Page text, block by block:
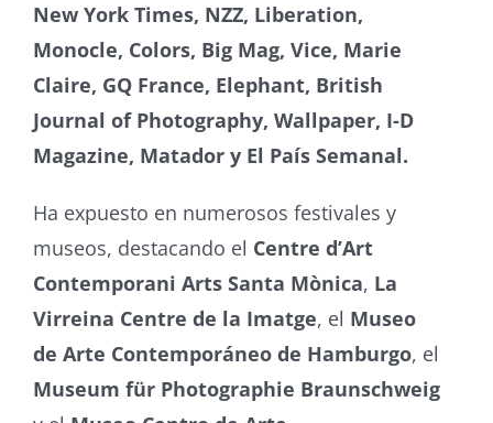
New York Times, NZZ, Liberation,
Monocle, Colors, Big Mag, Vice, Marie
Claire, GQ France, Elephant, British
Journal of Photography, Wallpaper, I-D
Magazine, Matador y El País Semanal.
Ha expuesto en numerosos festivales y
museos, destacando el Centre d’Art
Contemporani Arts Santa Mònica, La
Virreina Centre de la Imatge, el Museo
de Arte Contemporáneo de Hamburgo, el
Museum für Photographie Braunschweig